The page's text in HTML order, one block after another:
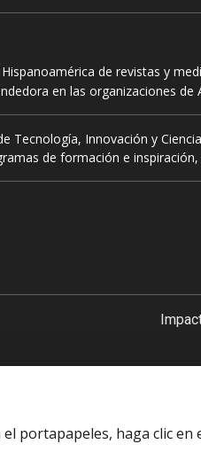
de revistas y
en las organizaciones de
Tecnología, Innovación y
de formación e
el portapapeles, haga clic en